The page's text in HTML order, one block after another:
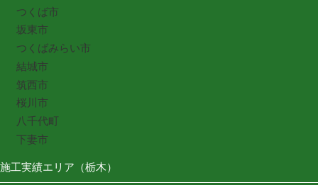
つくば市
坂東市
つくばみらい市
結城市
筑西市
桜川市
八千代町
下妻市
施工実績エリア（栃木）